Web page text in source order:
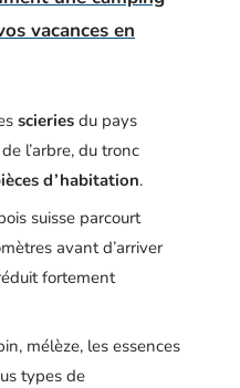
vacances en
scieries du pays
l’arbre, du tronc
d’habitation.
suisse parcourt
avant d’arriver
fortement
mélèze, les essences
types de